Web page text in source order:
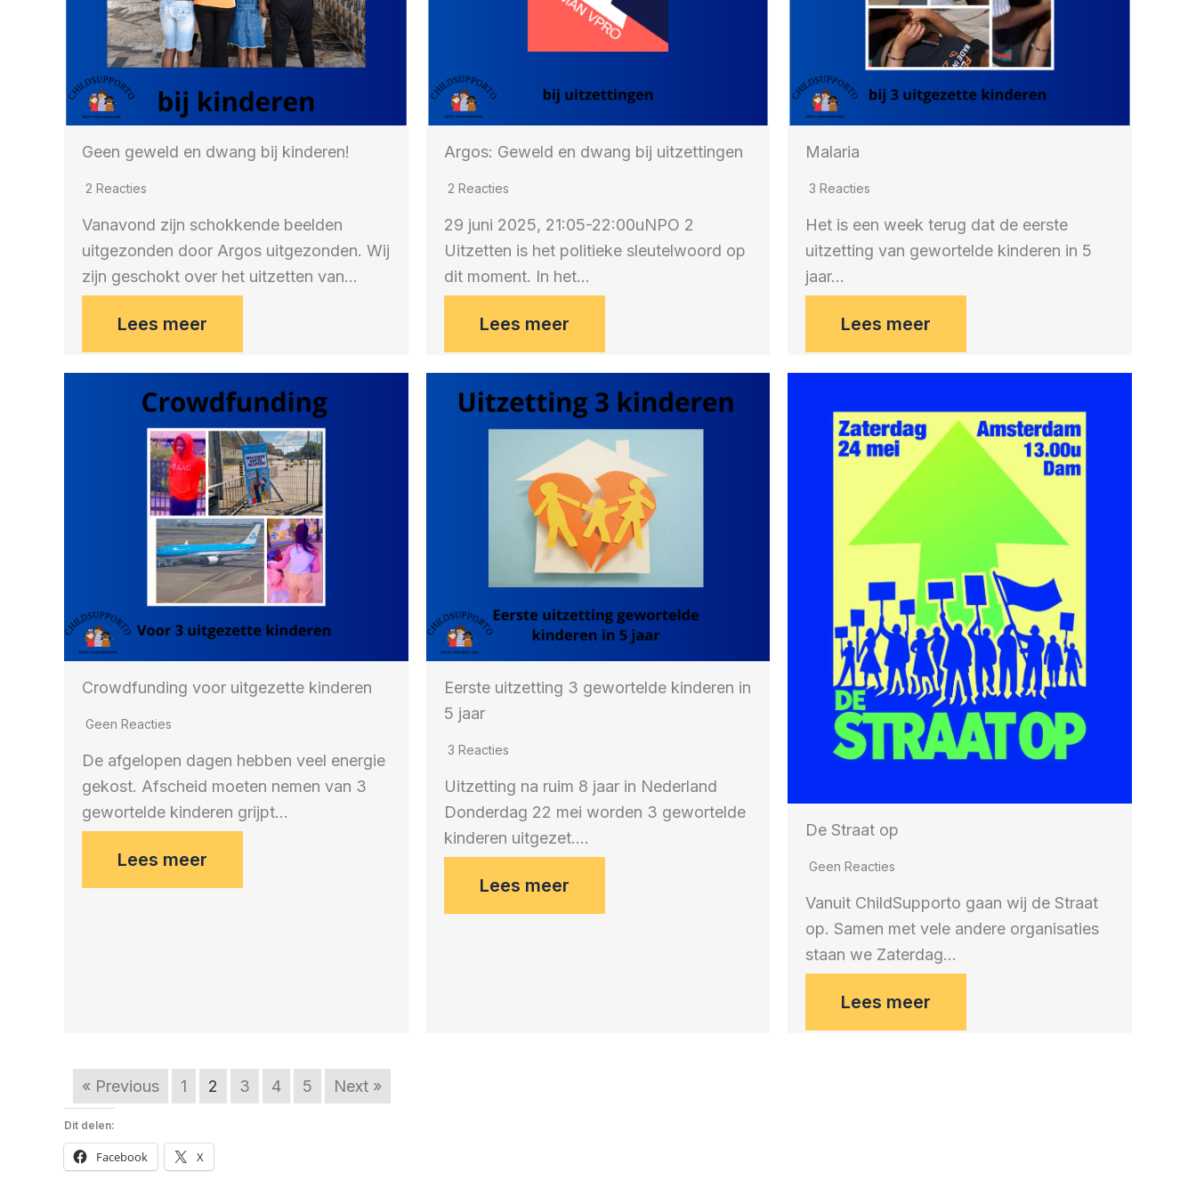
Geen geweld en dwang bij kinderen!
2 Reacties
Vanavond zijn schokkende beelden
uitgezonden door Argos uitgezonden. Wij
zijn geschokt over het uitzetten van…
Lees meer
Argos: Geweld en dwang bij uitzettingen
2 Reacties
29 juni 2025, 21:05-22:00uNPO 2
Uitzetten is het politieke sleutelwoord op
dit moment. In het…
Lees meer
Malaria
3 Reacties
Het is een week terug dat de eerste
uitzetting van gewortelde kinderen in 5
jaar…
Lees meer
Crowdfunding voor uitgezette kinderen
Geen Reacties
De afgelopen dagen hebben veel energie
gekost. Afscheid moeten nemen van 3
gewortelde kinderen grijpt…
Lees meer
Eerste uitzetting 3 gewortelde kinderen in
5 jaar
3 Reacties
Uitzetting na ruim 8 jaar in Nederland
Donderdag 22 mei worden 3 gewortelde
kinderen uitgezet….
Lees meer
De Straat op
Geen Reacties
Vanuit ChildSupporto gaan wij de Straat
op. Samen met vele andere organisaties
staan we Zaterdag…
Lees meer
« Previous 1 2 3 4 5 Next »
Dit delen:
Facebook X